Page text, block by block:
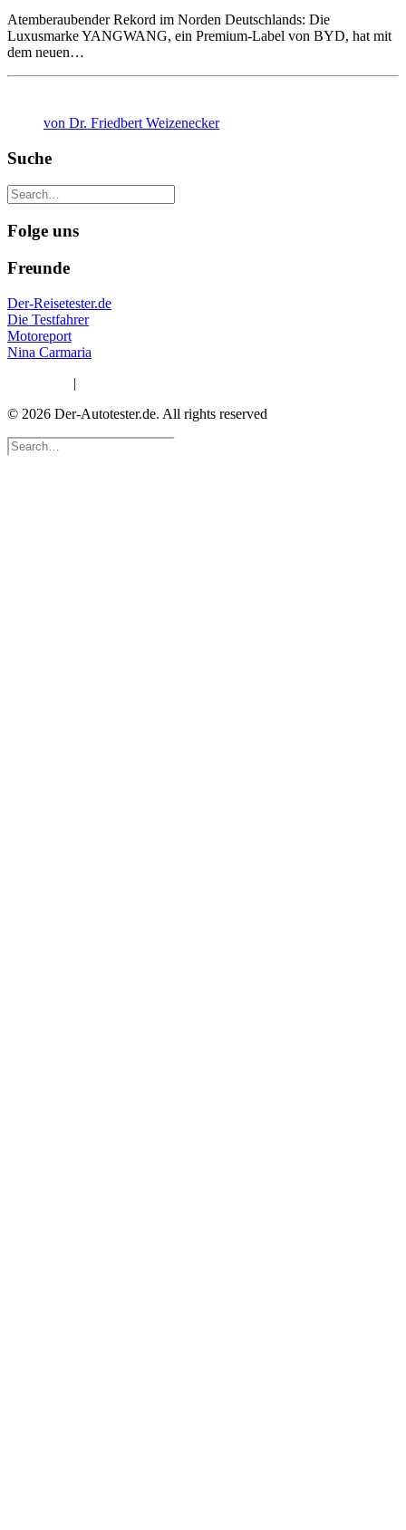
Atemberaubender Rekord im Norden Deutschlands: Die
Luxusmarke YANGWANG, ein Premium-Label von BYD, hat mit
dem neuen…
von Dr. Friedbert Weizenecker
Suche
Folge uns
Freunde
Der-Reisetester.de
Die Testfahrer
Motoreport
Nina Carmaria
|
© 2026 Der-Autotester.de. All rights reserved